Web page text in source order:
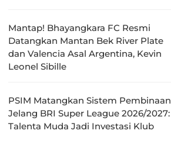
Mantap! Bhayangkara FC Resmi
Datangkan Mantan Bek River Plate
dan Valencia Asal Argentina, Kevin
Leonel Sibille
PSIM Matangkan Sistem Pembinaan
Jelang BRI Super League 2026/2027:
Talenta Muda Jadi Investasi Klub